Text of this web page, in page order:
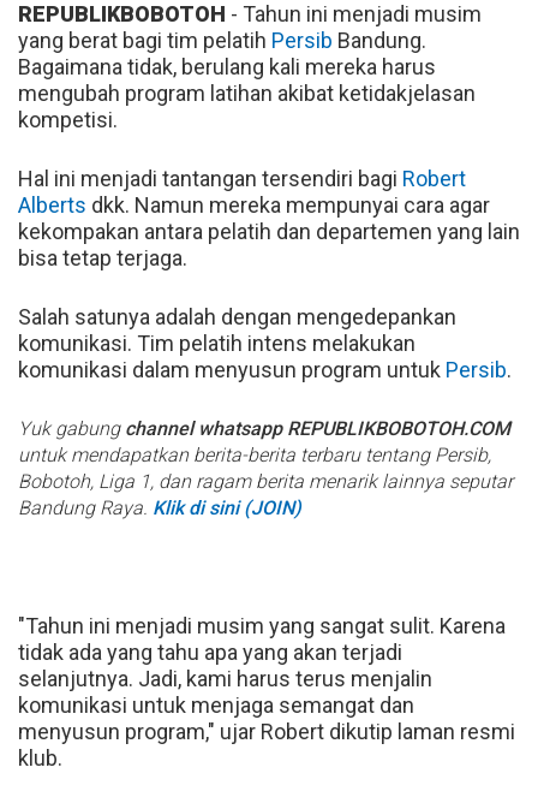
REPUBLIKBOBOTOH - Tahun ini menjadi musim
yang berat bagi tim pelatih Persib Bandung.
Bagaimana tidak, berulang kali mereka harus
mengubah program latihan akibat ketidakjelasan
kompetisi.
Hal ini menjadi tantangan tersendiri bagi Robert
Alberts dkk. Namun mereka mempunyai cara agar
kekompakan antara pelatih dan departemen yang lain
bisa tetap terjaga.
Salah satunya adalah dengan mengedepankan
komunikasi. Tim pelatih intens melakukan
komunikasi dalam menyusun program untuk Persib.
Yuk gabung channel whatsapp REPUBLIKBOBOTOH.COM
untuk mendapatkan berita-berita terbaru tentang Persib,
Bobotoh, Liga 1, dan ragam berita menarik lainnya seputar
Bandung Raya. Klik di sini (JOIN)
"Tahun ini menjadi musim yang sangat sulit. Karena
tidak ada yang tahu apa yang akan terjadi
selanjutnya. Jadi, kami harus terus menjalin
komunikasi untuk menjaga semangat dan
menyusun program," ujar Robert dikutip laman resmi
klub.